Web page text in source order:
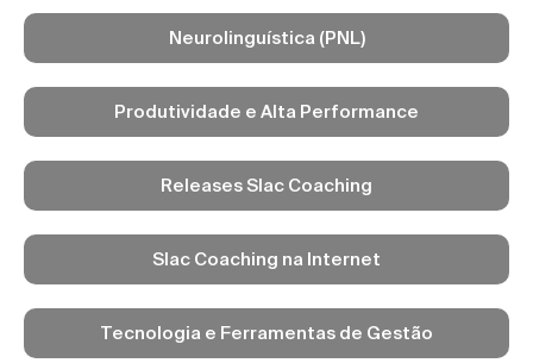
Neurolinguística (PNL)
Produtividade e Alta Performance
Releases Slac Coaching
Slac Coaching na Internet
Tecnologia e Ferramentas de Gestão